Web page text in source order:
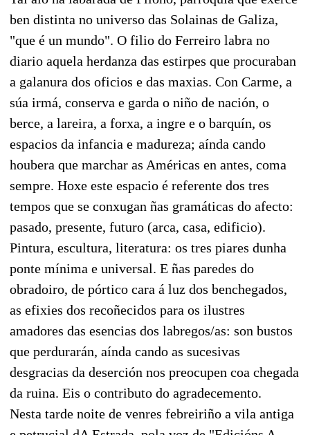
ben distinta no universo das Solainas de Galiza,
"que é un mundo". O filio do Ferreiro labra no
diario aquela herdanza das estirpes que procuraban
a galanura dos oficios e das maxias. Con Carme, a
súa irmá, conserva e garda o niño de nación, o
berce, a lareira, a forxa, a ingre e o barquín, os
espacios da infancia e madureza; aínda cando
houbera que marchar as Américas en antes, coma
sempre. Hoxe este espacio é referente dos tres
tempos que se conxugan ñas gramáticas do afecto:
pasado, presente, futuro (arca, casa, edificio).
Pintura, escultura, literatura: os tres piares dunha
ponte mínima e universal. E ñas paredes do
obradoiro, de pórtico cara á luz dos benchegados,
as efixies dos recoñecidos para os ilustres
amadores das esencias dos labregos/as: son bustos
que perdurarán, aínda cando as sucesivas
desgracias da deserción nos preocupen coa chegada
da ruina. Eis o contributo do agradecemento.
Nesta tarde noite de venres febreiriño a vila antiga